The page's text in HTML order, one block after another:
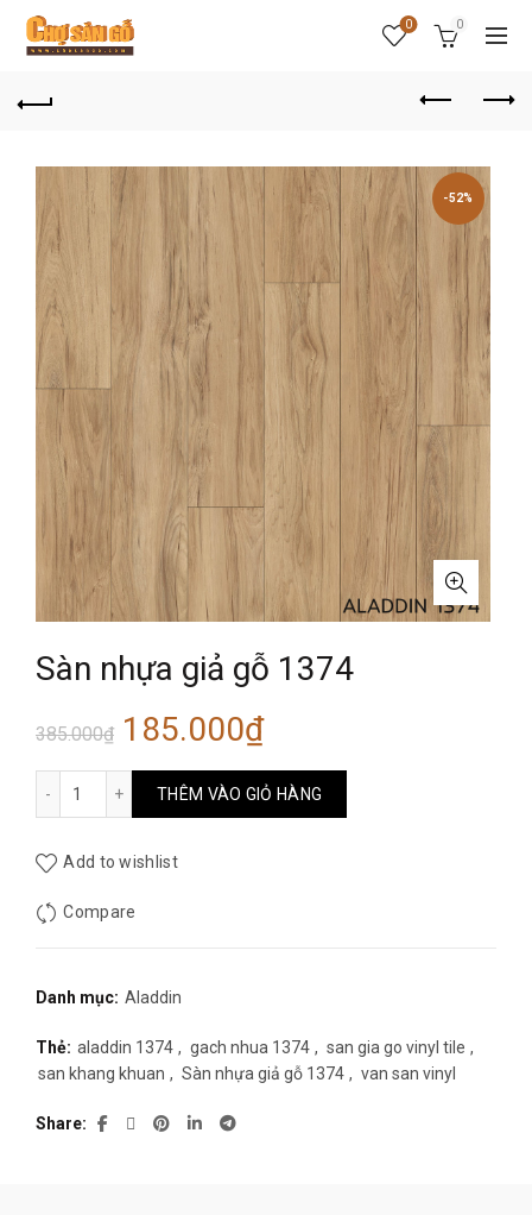
0 0
-52%
Sàn nhựa giả gỗ 1374
385.000₫ Giá
gốc
185.000₫Giá
hiện
Sàn nhựa giả gỗ 1374 số lượng
THÊM VÀO GIỎ HÀNG
Add to wishlist
Compare
Danh mục: Aladdin
Thẻ: aladdin 1374 , gach nhua 1374 , san gia go vinyl tile ,
san khang khuan , Sàn nhựa giả gỗ 1374 , van san vinyl
Share